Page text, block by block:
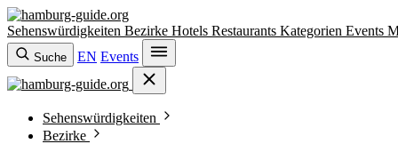
Sehenswürdigkeiten Bezirke Hotels Restaurants Kategorien Events
Suche EN Events
Sehenswürdigkeiten
Bezirke